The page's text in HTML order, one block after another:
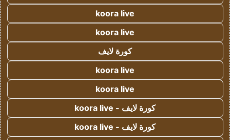
koora live
koora live
كورة لايف
koora live
koora live
كورة لايف - koora live
كورة لايف - koora live